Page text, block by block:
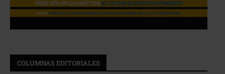
COLUMNAS EDITORIALES